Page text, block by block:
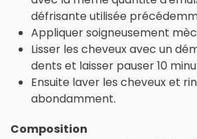
défrisante utilisée
Appliquer soigneusement
Lisser les cheveux avec un
dents et laisser pauser 10
Ensuite laver les cheveux et
abondamment.
Composition